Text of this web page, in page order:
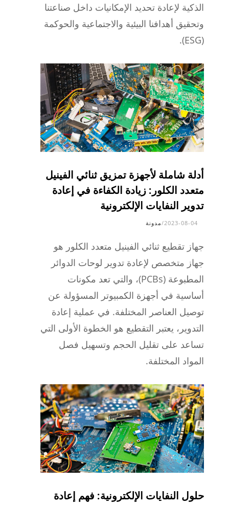
الذكية لإعادة تحديد الإمكانيات داخل صناعتنا
وتحقيق أهدافنا البيئية والاجتماعية والحوكمة
(ESG).
أدلة شاملة لأجهزة تمزيق ثنائي الفينيل
متعدد الكلور: زيادة الكفاءة في إعادة
تدوير النفايات الإلكترونية
2023-08-04
/مدونة
جهاز تقطيع ثنائي الفينيل متعدد الكلور هو
جهاز متخصص لإعادة تدوير لوحات الدوائر
المطبوعة (PCBs)، والتي تعد مكونات
أساسية في أجهزة الكمبيوتر المسؤولة عن
توصيل العناصر المختلفة. في عملية إعادة
التدوير، يعتبر التقطيع هو الخطوة الأولى التي
تساعد على تقليل الحجم وتسهيل فصل
المواد المختلفة.
حلول النفايات الإلكترونية: فهم إعادة